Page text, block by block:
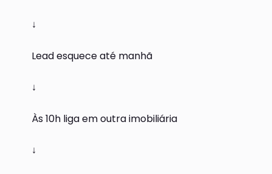
↓
Lead esquece até manhã
↓
Às 10h liga em outra imobiliária
↓